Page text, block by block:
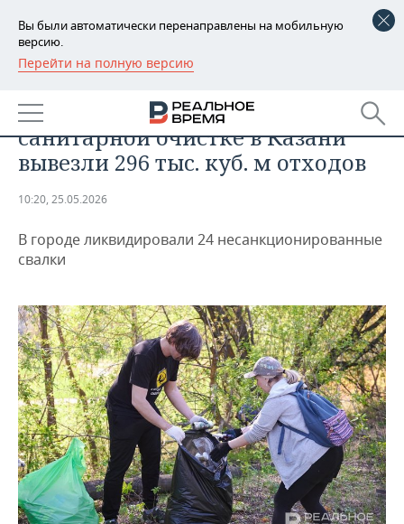
Вы были автоматически перенаправлены на мобильную
версию.
Перейти на полную версию
РЕГИОНЫ
БАШКОРТОСТАН
ТАТАРСТАН
НОВОСТИ
АНАЛИТИКА
ДЕКЛАРАЦИИ О ДОХОДАХ
ВУЗЫ ТАТАРСТАНА
КОМУ ПРИНАДЛЕЖАТ
ТОРГОВЫЕ ЦЕНТРЫ
ТАТАРСТАНА
НОВОСТИ ЭКОНОМИКИ
БАНКИ
БЮДЖЕТ
ИНВЕСТИЦИИ
ПРОМЫШЛЕННОСТЬ
АГРОПРОМ
МАШИНОСТРОЕНИЕ
НЕФТЕХИМИЯ
НЕФТЬ
ОПК
НОВОСТИ НЕДВИЖИМОСТИ
АВТО
НОВОСТИ АВТО
БИЗНЕС
НОВОСТИ БИЗНЕСА
РОЗНИЧНАЯ ТОРГОВЛЯ
ТРАНСПОРТ
ТЕХНОЛОГИИ
НОВОСТИ ТЕХНОЛОГИЙ
IT
МЕРОПРИЯТИЯ
НОВОСТИ МЕРОПРИЯТИЙ
СПОРТ
За время двухмесячника по
санитарной очистке в Казани
вывезли 296 тыс. куб. м отходов
10:20, 25.05.2026
В городе ликвидировали 24 несанкционированные
свалки